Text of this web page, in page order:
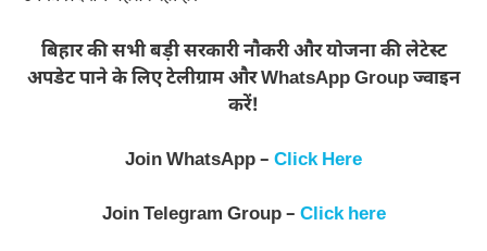
बिहार की सभी बड़ी सरकारी नौकरी और योजना की लेटेस्ट
अपडेट पाने के लिए टेलीग्राम और WhatsApp Group ज्वाइन
करें!
Join WhatsApp – Click Here
Join Telegram Group – Click here